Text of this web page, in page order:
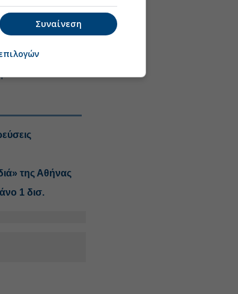
ολοκληρωθεί το
MTLN +2,88%
ενέργειας μέσω
της Αθήνας
1 δισ.
Συναίνεση